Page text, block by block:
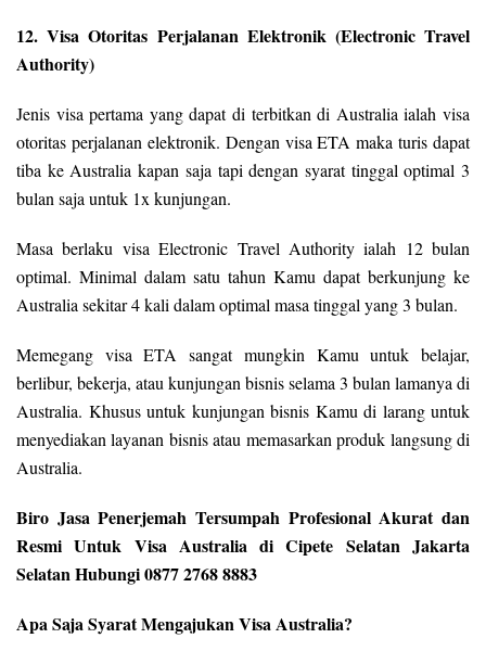
12. Visa Otoritas Perjalanan Elektronik (Electronic Travel
Authority)
Jenis visa pertama yang dapat di terbitkan di Australia ialah visa
otoritas perjalanan elektronik. Dengan visa ETA maka turis dapat
tiba ke Australia kapan saja tapi dengan syarat tinggal optimal 3
bulan saja untuk 1x kunjungan.
Masa berlaku visa Electronic Travel Authority ialah 12 bulan
optimal. Minimal dalam satu tahun Kamu dapat berkunjung ke
Australia sekitar 4 kali dalam optimal masa tinggal yang 3 bulan.
Memegang visa ETA sangat mungkin Kamu untuk belajar,
berlibur, bekerja, atau kunjungan bisnis selama 3 bulan lamanya di
Australia. Khusus untuk kunjungan bisnis Kamu di larang untuk
menyediakan layanan bisnis atau memasarkan produk langsung di
Australia.
Biro Jasa Penerjemah Tersumpah Profesional Akurat dan
Resmi Untuk Visa Australia di Cipete Selatan Jakarta
Selatan Hubungi 0877 2768 8883
Apa Saja Syarat Mengajukan Visa Australia?